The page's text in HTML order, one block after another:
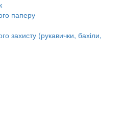
паперу
захисту (рукавички, бахіли,